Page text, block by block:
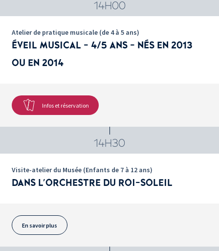
14H00
Atelier de pratique musicale (de 4 à 5 ans)
ÉVEIL MUSICAL - 4/5 ANS - NÉS EN 2013
OU EN 2014
Infos et réservation
14H30
Visite-atelier du Musée (Enfants de 7 à 12 ans)
DANS L'ORCHESTRE DU ROI-SOLEIL
En savoir plus